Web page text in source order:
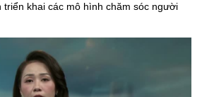
triển khai các mô hình chăm sóc người